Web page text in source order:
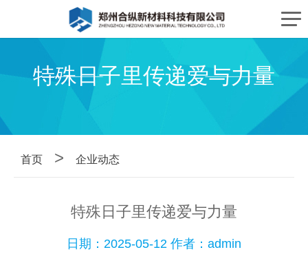
特殊日子里传递爱与力量
首页 > 企业动态
特殊日子里传递爱与力量
日期：2025-05-12 作者：admin